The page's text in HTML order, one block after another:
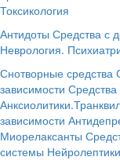
Токсикология
Антидоты Средства с
Неврология.
Снотворные средства
зависимости Средства
зависимости
Миорелаксанты
системы Нейролептики